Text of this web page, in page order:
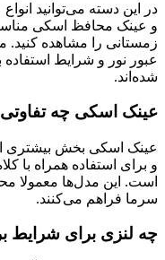
در این دسته می‌توانید
و عینک محافظ اسکی
زمستانی را مشاهده کنید.
عبور نور و شرایط
شده‌اند.
عینک اسکی چه تفاوتی
عینک اسکی بخش بیشتری
و برای استفاده همراه با
است. این مدل‌ها معمولا
سرما فراهم می‌کنند.
چه لنزی برای